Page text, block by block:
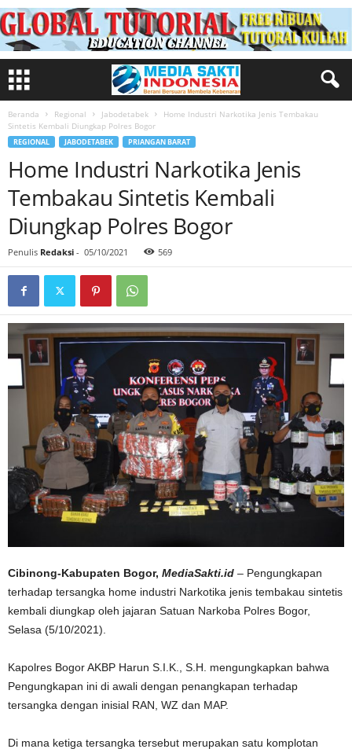
Beranda Regional Jabodetabek
Home Industri Narkotika Jenis Tembakau
Sintetis Kembali Diungkap Polres Bogor
REGIONAL JABODETABEK PRIANGAN BARAT
Home Industri Narkotika Jenis
Tembakau Sintetis Kembali
Diungkap Polres Bogor
Penulis Redaksi - 05/10/2021 569
Cibinong-Kabupaten Bogor, MediaSakti.id – Pengungkapan
terhadap tersangka home industri Narkotika jenis tembakau sintetis
kembali diungkap oleh jajaran Satuan Narkoba Polres Bogor,
Selasa (5/10/2021).
Kapolres Bogor AKBP Harun S.I.K., S.H. mengungkapkan bahwa
Pengungkapan ini di awali dengan penangkapan terhadap
tersangka dengan inisial RAN, WZ dan MAP.
Di mana ketiga tersangka tersebut merupakan satu komplotan